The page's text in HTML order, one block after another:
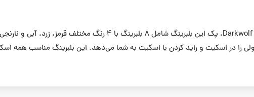
را در اسکیت و راید کردن با اسکیت به شما می‌دهد. این بلبرینگ مناسب همه